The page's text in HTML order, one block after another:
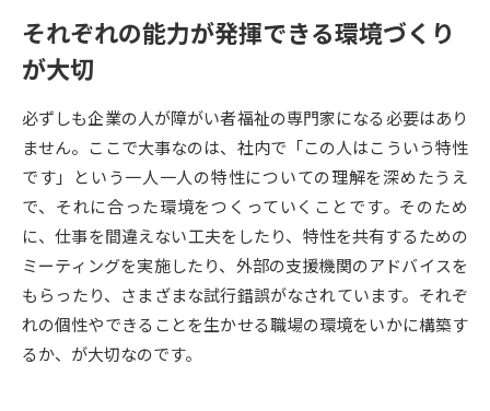
（高3生用）
（高2生用）
SELFBRAND特集ページ
オープンキャンパスなどを調べる
オープンキャンパス検索 実施プログラムから探す
来場型・Web型イベント特集 夢ナビライブ
受験準備 資料検索
それぞれの能力が発揮できる環境づくり
が大切
必ずしも企業の人が障がい者福祉の専門家になる必要はあり
ません。ここで大事なのは、社内で「この人はこういう特性
です」という一人一人の特性についての理解を深めたうえ
で、それに合った環境をつくっていくことです。そのため
に、仕事を間違えない工夫をしたり、特性を共有するための
ミーティングを実施したり、外部の支援機関のアドバイスを
もらったり、さまざまな試行錯誤がなされています。それぞ
れの個性やできることを生かせる職場の環境をいかに構築す
るか、が大切なのです。